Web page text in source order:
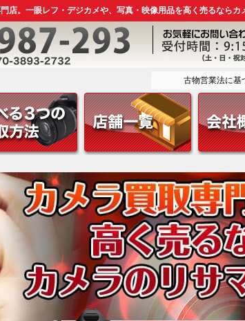
店。一眼レフ・デジカメや、写真・映像用品を高く売るならカ
古物営業法に基